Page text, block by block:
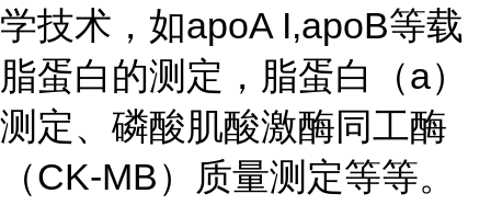
学技术，如apoA I,apoB等载
脂蛋白的测定，脂蛋白（a）
测定、磷酸肌酸激酶同工酶
（CK-MB）质量测定等等。